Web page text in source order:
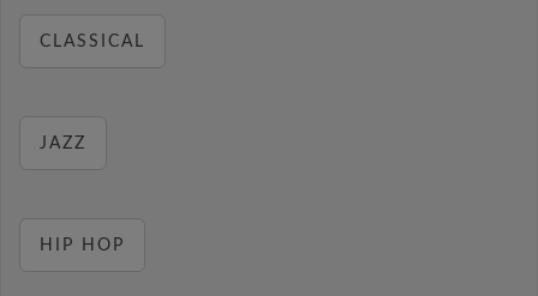
CLASSICAL
JAZZ
HIP HOP